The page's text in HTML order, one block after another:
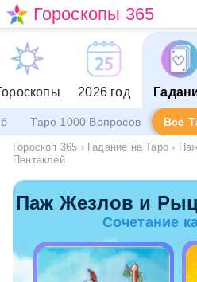
Гороскопы 365
2026 год
Таро 1000 Вопросов Все
Гороскоп 365 › Гадание на Таро ›
Пентаклей
Паж Жезлов и
Сочетание